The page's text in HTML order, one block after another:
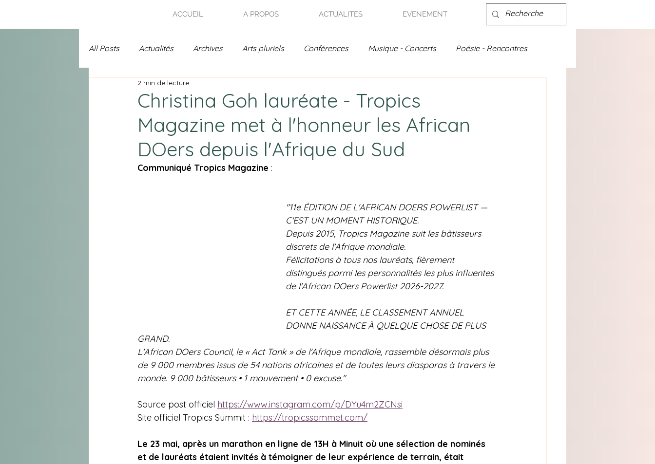
ACCUEIL A PROPOS ACTUALITES EVENEMENT
All Posts Actualités Archives Arts pluriels Conférences Musique - Concerts Poésie - Rencontres
Uncategorized Prix Chanson - Jardin de France
A l'affiche Spécial 25 ans - Archives
Christina Goh lauréate - Tropics
Magazine met à l'honneur les African
DOers depuis l'Afrique du Sud
2 min de lecture
Communiqué Tropics Magazine :
"11e ÉDITION DE L'AFRICAN DOERS POWERLIST —
C'EST UN MOMENT HISTORIQUE.
Depuis 2015, Tropics Magazine suit les bâtisseurs
discrets de l'Afrique mondiale.
Félicitations à tous nos lauréats, fièrement
distingués parmi les personnalités les plus influentes
de l'African DOers Powerlist 2026-2027.
ET CETTE ANNÉE, LE CLASSEMENT ANNUEL
DONNE NAISSANCE À QUELQUE CHOSE DE PLUS
GRAND.
L'African DOers Council, le « Act Tank » de l'Afrique mondiale, rassemble désormais plus
de 9 000 membres issus de 54 nations africaines et de toutes leurs diasporas à travers le
monde. 9 000 bâtisseurs • 1 mouvement • 0 excuse."
Source post officiel https://www.instagram.com/p/DYu4m2ZCNsi
Site officiel Tropics Summit : https://tropicssommet.com/
Le 23 mai, après un marathon en ligne de 13H à Minuit où une sélection de nominés
et de lauréats étaient invités à témoigner de leur expérience de terrain, était